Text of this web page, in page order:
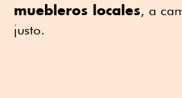
muebleros locales, a
justo.